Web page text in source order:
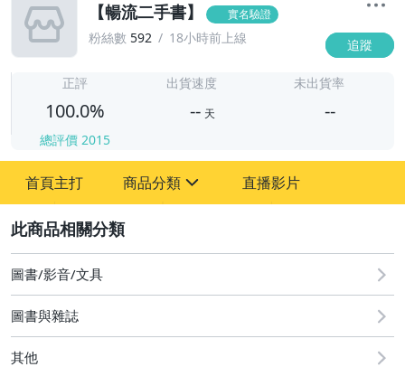
【暢流二手書】 實名驗證
粉絲數 592 18小時前上線 追蹤
正評
100.0%
總評價 2015
出貨速度
-- 天
未出貨率
--
首頁主打 商品分類
圖書/影音/文具
直播影片
圖書/影音/文具
圖書與雜誌
其他